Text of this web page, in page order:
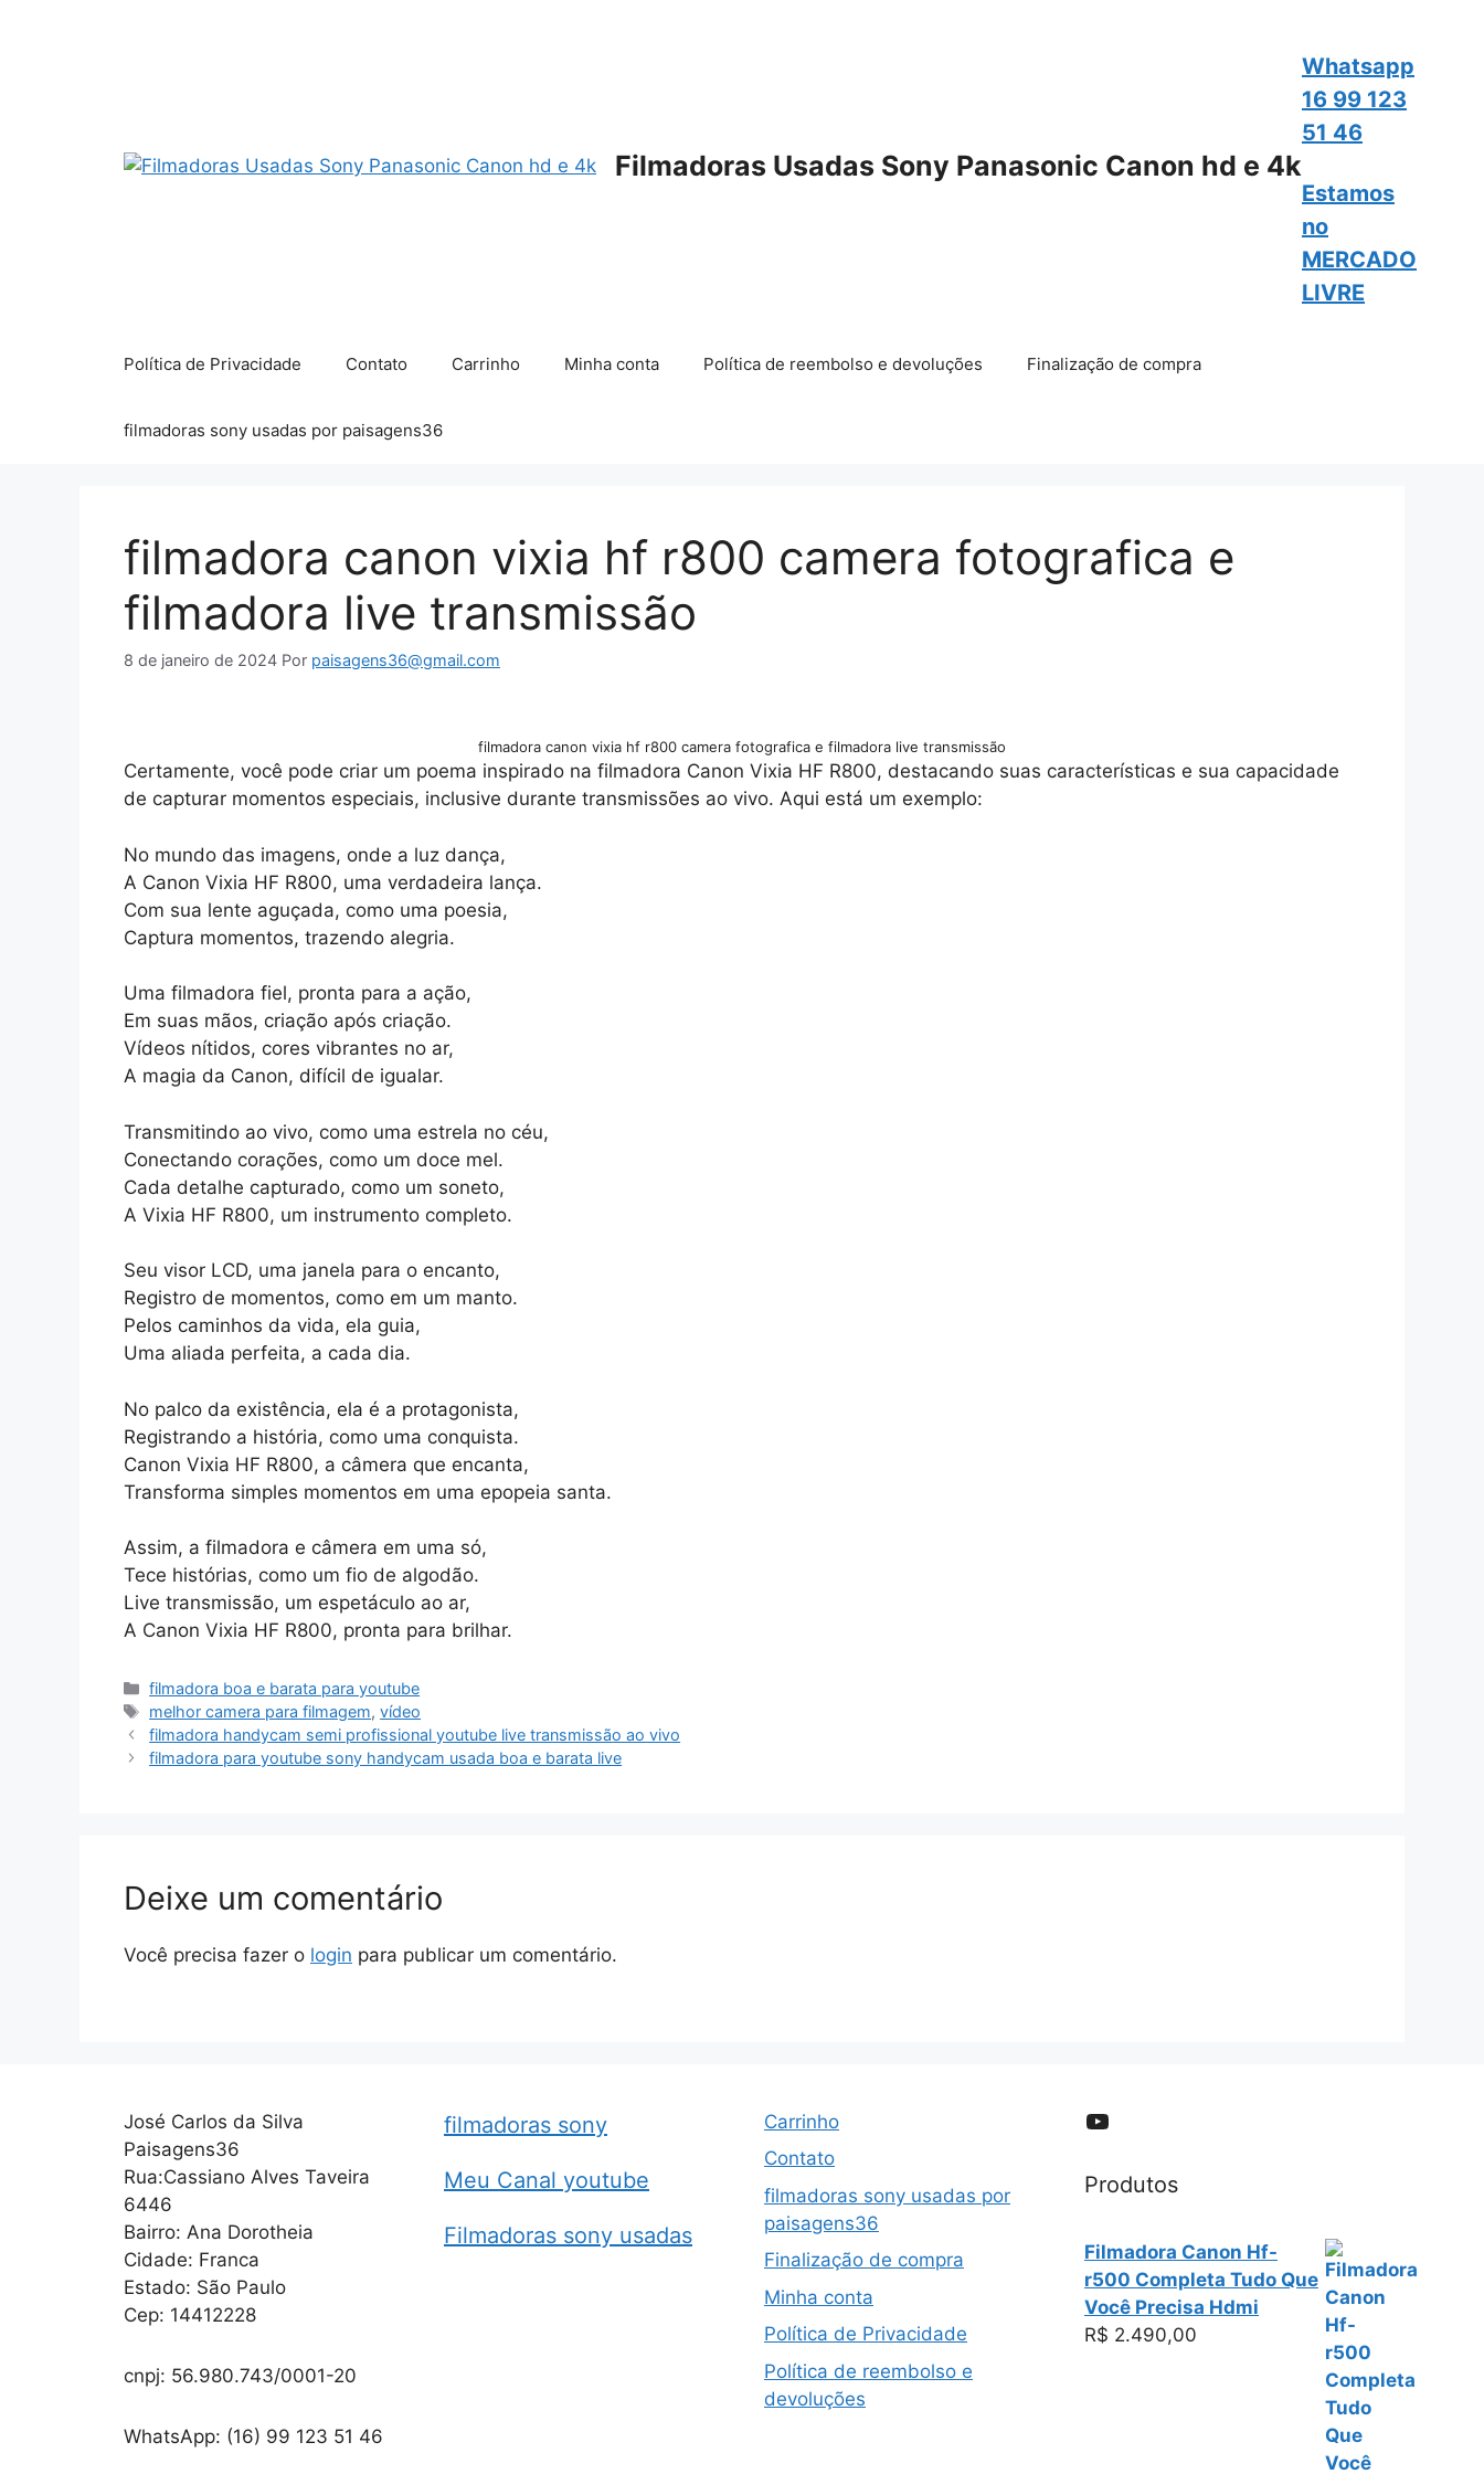
Filmadoras Usadas Sony Panasonic Canon hd e 4k
Whatsapp
16 99 123
51 46
Estamos
no
MERCADO
LIVRE
Política de Privacidade Contato Carrinho Minha conta Política de reembolso e devoluções Finalização de compra
filmadoras sony usadas por paisagens36
filmadora canon vixia hf r800 camera fotografica e
filmadora live transmissão
8 de janeiro de 2024 Por paisagens36@gmail.com
filmadora canon vixia hf r800 camera fotografica e filmadora live transmissão
Certamente, você pode criar um poema inspirado na filmadora Canon Vixia HF R800, destacando suas características e sua capacidade
de capturar momentos especiais, inclusive durante transmissões ao vivo. Aqui está um exemplo:
No mundo das imagens, onde a luz dança,
A Canon Vixia HF R800, uma verdadeira lança.
Com sua lente aguçada, como uma poesia,
Captura momentos, trazendo alegria.
Uma filmadora fiel, pronta para a ação,
Em suas mãos, criação após criação.
Vídeos nítidos, cores vibrantes no ar,
A magia da Canon, difícil de igualar.
Transmitindo ao vivo, como uma estrela no céu,
Conectando corações, como um doce mel.
Cada detalhe capturado, como um soneto,
A Vixia HF R800, um instrumento completo.
Seu visor LCD, uma janela para o encanto,
Registro de momentos, como em um manto.
Pelos caminhos da vida, ela guia,
Uma aliada perfeita, a cada dia.
No palco da existência, ela é a protagonista,
Registrando a história, como uma conquista.
Canon Vixia HF R800, a câmera que encanta,
Transforma simples momentos em uma epopeia santa.
Assim, a filmadora e câmera em uma só,
Tece histórias, como um fio de algodão.
Live transmissão, um espetáculo ao ar,
A Canon Vixia HF R800, pronta para brilhar.
Categorias
filmadora boa e barata para youtube
Tags
melhor camera para filmagem,vídeo
filmadora handycam semi profissional youtube live transmissão ao vivo
filmadora para youtube sony handycam usada boa e barata live
Deixe um comentário
Você precisa fazer o login para publicar um comentário.
José Carlos da Silva
Paisagens36
Rua:Cassiano Alves Taveira
6446
Bairro: Ana Dorotheia
Cidade: Franca
Estado: São Paulo
Cep: 14412228
cnpj: 56.980.743/0001-20
WhatsApp: (16) 99 123 51 46
filmadoras sony
Meu Canal youtube
Filmadoras sony usadas
Carrinho
Contato
filmadoras sony usadas por
paisagens36
Finalização de compra
Minha conta
Política de Privacidade
Política de reembolso e
devoluções
YouTube
Produtos
Filmadora Canon Hf-
r500 Completa Tudo Que
Você Precisa Hdmi
R$ 2.490,00